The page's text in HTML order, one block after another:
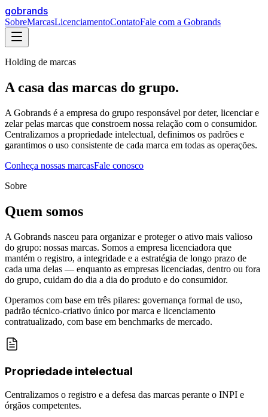
gobrands
SobreMarcasLicenciamentoContatoFale com a Gobrands
Holding de marcas
A casa das marcas do grupo.
A Gobrands é a empresa do grupo responsável por deter, licenciar e
zelar pelas marcas que constroem nossa relação com o consumidor.
Centralizamos a propriedade intelectual, definimos os padrões e
garantimos o uso consistente de cada marca em todas as operações.
Conheça nossas marcasFale conosco
Sobre
Quem somos
A Gobrands nasceu para organizar e proteger o ativo mais valioso
do grupo: nossas marcas. Somos a empresa licenciadora que
mantém o registro, a integridade e a estratégia de longo prazo de
cada uma delas — enquanto as empresas licenciadas, dentro ou fora
do grupo, cuidam do dia a dia do produto e do consumidor.
Operamos com base em três pilares: governança formal de uso,
padrão técnico-criativo único por marca e licenciamento
contratualizado, com base em benchmarks de mercado.
Propriedade intelectual
Centralizamos o registro e a defesa das marcas perante o INPI e
órgãos competentes.